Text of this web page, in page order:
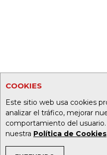
COOKIES
Este sitio web usa cookies
analizar el tráfico, mejorar
comportamiento del
nuestra Política de Cookies